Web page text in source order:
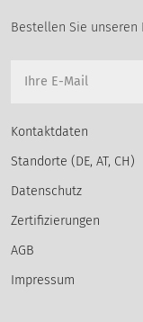
Bestellen Sie unseren
Kontaktdaten
Standorte (DE, AT, CH)
Datenschutz
Zertifizierungen
AGB
Impressum